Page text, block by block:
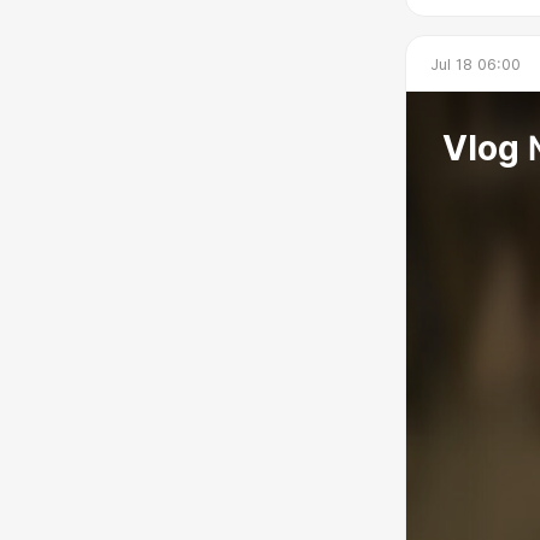
Jul 18 06:00
Vlog